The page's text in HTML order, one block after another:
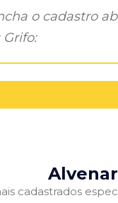
o cadastro
cadastrados